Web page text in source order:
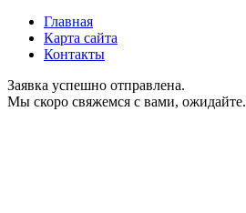
Главная
Карта сайта
Контакты
Заявка успешно отправлена.
Мы скоро свяжемся с вами, ожидайте.